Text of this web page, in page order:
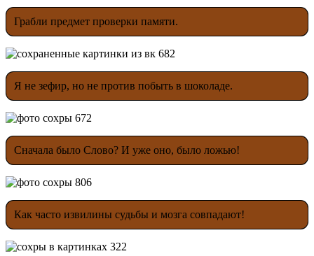
Грабли предмет проверки памяти.
Я не зефир, но не против побыть в шоколаде.
Сначала было Слово? И уже оно, было ложью!
Как часто извилины судьбы и мозга совпадают!